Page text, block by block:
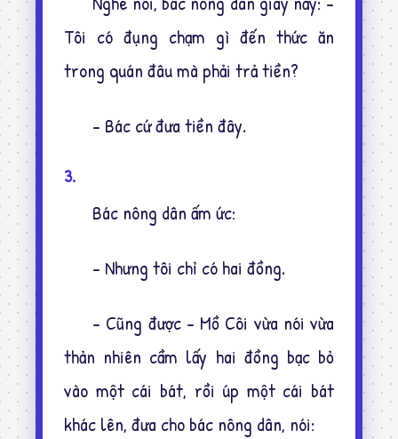
Tôi có đụng chạm gì đến thức ăn
trong quán đâu mà phải trả tiền?
- Bác cứ đưa tiền đây.
3.
Bác nông dân ấm ức:
- Nhưng tôi chỉ có hai đồng.
- Cũng được - Mồ Côi vừa nói vừa
thản nhiên cầm lấy hai đồng bạc bỏ
vào một cái bát, rồi úp một cái bát
khác lên, đưa cho bác nông dân, nói: